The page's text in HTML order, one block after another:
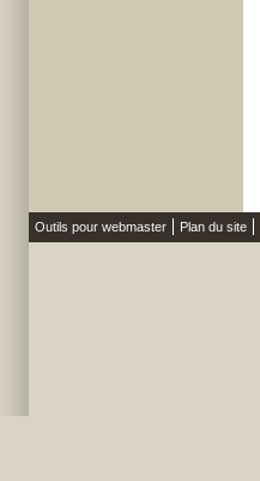
Outils pour webmaster Plan du site